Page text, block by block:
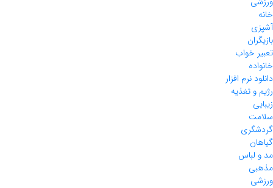
خانه
آشپزی
بازیگران
تعبیر خواب
خانواده
دانلود نرم افزار
رژیم و تغذیه
زیبایی
سلامت
گردشگری
گیاهان
مد و لباس
مذهبی
ورزشی